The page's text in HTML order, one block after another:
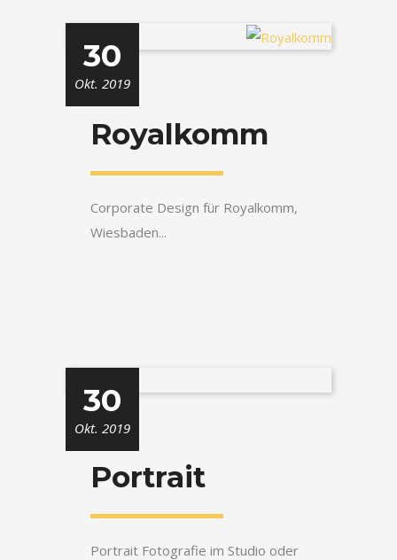
30
Okt. 2019
Royalkomm
Corporate Design für Royalkomm,
Wiesbaden...
30
Okt. 2019
Portrait
Portrait Fotografie im Studio oder